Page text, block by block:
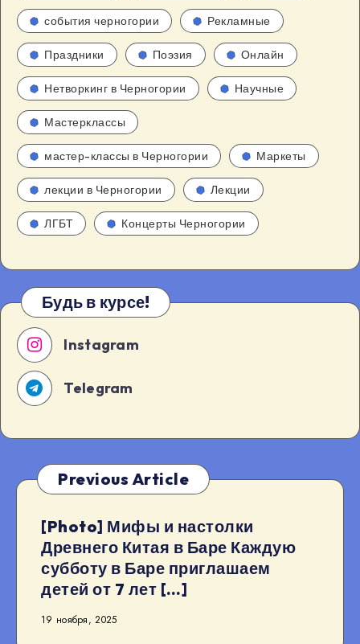
события черногории Рекламные
Праздники Поэзия Онлайн
Нетворкинг в Черногории Научные
Мастерклассы
мастер-классы в Черногории Маркеты
лекции в Черногории Лекции
ЛГБТ Концерты Черногории
Будь в курсе!
Instagram
Telegram
Previous Article
[Photo] Мифы и настолки
Древнего Китая в Баре Каждую
субботу в Баре приглашаем
детей от 7 лет […]
19 ноября, 2025